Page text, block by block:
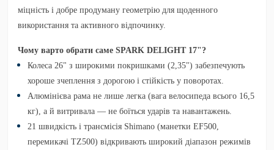
міцність і добре продуману геометрію для щоденного
використання та активного відпочинку.
Чому варто обрати саме SPARK DELIGHT 17"?
Колеса 26" з широкими покришками (2,35") забезпечують
хороше зчеплення з дорогою і стійкість у поворотах.
Алюмінієва рама не лише легка (вага велосипеда всього 16,5
кг), а й витривала — не боїться ударів та навантажень.
21 швидкість і трансмісія Shimano (манетки EF500,
перемикачі TZ500) відкривають широкий діапазон режимів